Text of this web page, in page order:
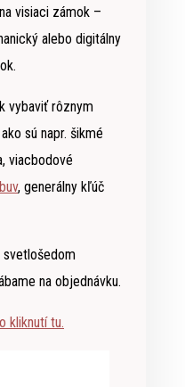
visiaci zámok –
alebo digitálny
vybaviť rôznym
sú napr. šikmé
viacbodové
, generálny kľúč
svetlošedom
na objednávku.
kliknutí tu.